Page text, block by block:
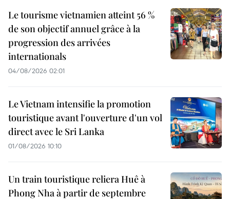
Le tourisme vietnamien atteint 56 %
de son objectif annuel grâce à la
progression des arrivées
internationals
04/08/2026 02:01
Le Vietnam intensifie la promotion
touristique avant l'ouverture d'un vol
direct avec le Sri Lanka
01/08/2026 10:10
Un train touristique reliera Huê à
Phong Nha à partir de septembre